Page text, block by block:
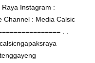
Instagram :
Channel : Media Calsic
. .